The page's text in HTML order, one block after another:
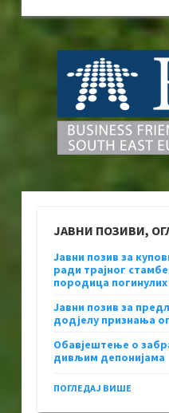
ЈАВНИ ПОЗИВИ,
Јавни позив за
ради трајног
породица
Јавни позив за
додјелу признања
Обавјештење о
дивљим депонијама
ПОГЛЕДАЈ ВИШЕ